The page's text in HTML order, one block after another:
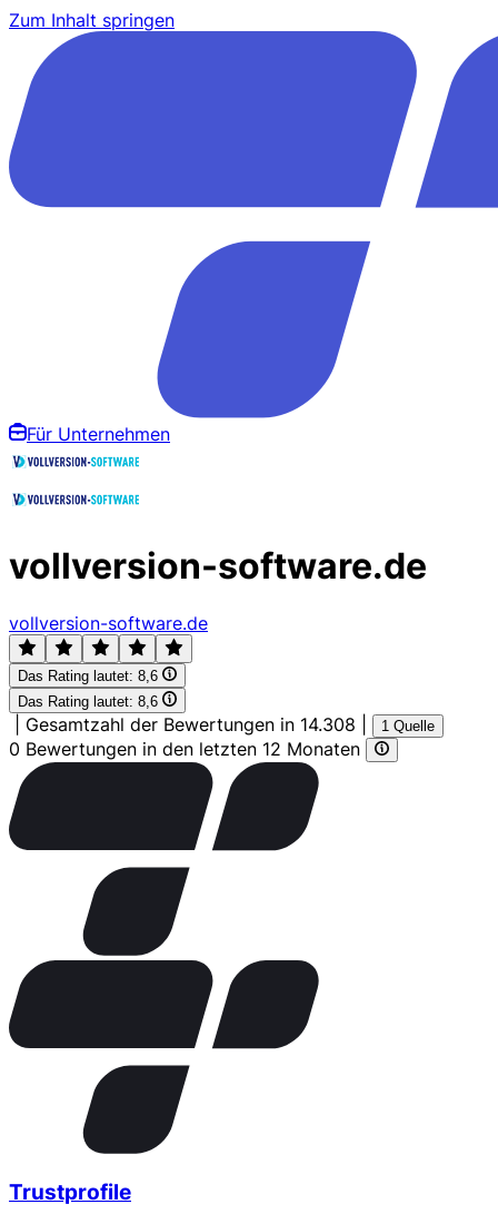
Zum Inhalt springen
Für Unternehmen
vollversion-software.de
vollversion-software.de
Das Rating lautet: 8,6
Das Rating lautet: 8,6
Gesamtzahl der Bewertungen in 14.308 1 Quelle
0 Bewertungen in den letzten 12 Monaten
Trustprofile